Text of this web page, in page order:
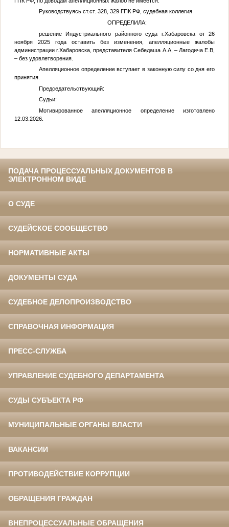
Руководствуясь ст.ст. 328, 329 ГПК РФ, судебная коллегия
ОПРЕДЕЛИЛА:
решение Индустриального районного суда г.Хабаровска от 26
ноября 2025 года оставить без изменения, апелляционные жалобы
администрации г.Хабаровска, представителя Себедаша А.А, – ЛагодичаЕ.В,
– без удовлетворения.
Апелляционное определение вступает в законную силу со дня его
принятия.
Председательствующий:
Судьи:
Мотивированное апелляционное определение изготовлено
12.03.2026.
ПОДАЧА ПРОЦЕССУАЛЬНЫХ ДОКУМЕНТОВ В
ЭЛЕКТРОННОМ ВИДЕ
О СУДЕ
СУДЕЙСКОЕ СООБЩЕСТВО
НОРМАТИВНЫЕ АКТЫ
ДОКУМЕНТЫ СУДА
СУДЕБНОЕ ДЕЛОПРОИЗВОДСТВО
СПРАВОЧНАЯ ИНФОРМАЦИЯ
ПРЕСС-СЛУЖБА
УПРАВЛЕНИЕ СУДЕБНОГО ДЕПАРТАМЕНТА
СУДЫ СУБЪЕКТА РФ
МУНИЦИПАЛЬНЫЕ ОРГАНЫ ВЛАСТИ
ВАКАНСИИ
ПРОТИВОДЕЙСТВИЕ КОРРУПЦИИ
ОБРАЩЕНИЯ ГРАЖДАН
ВНЕПРОЦЕССУАЛЬНЫЕ ОБРАЩЕНИЯ